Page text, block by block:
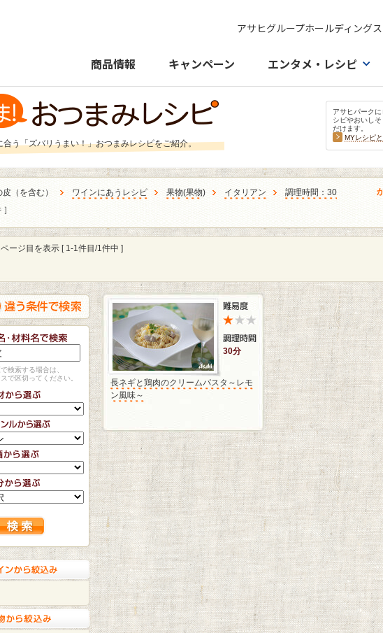
アサヒグループホールディングス
商品情報 キャンペーン エンタメ・レシピ
合う「ズバリうまい！」おつまみレシピをご紹介。
アサヒパーク
シピやおいし
だけます。
MYレシピ
（を含む） ワインにあうレシピ 果物(果物) イタリアン
調理時間：30
］
ージ目を表示 [ 1-1件目/1件中 ]
検索する場合は、
で区切ってください。
30分
長ネギと鶏肉のクリームパスタ～レモ
ン風味～